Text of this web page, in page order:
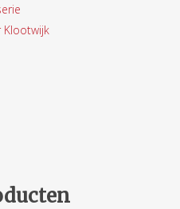
Klootwijk